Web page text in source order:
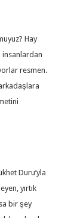
Hay
insanlardan
resmen.
Duru’yla
yırtık
bir şey